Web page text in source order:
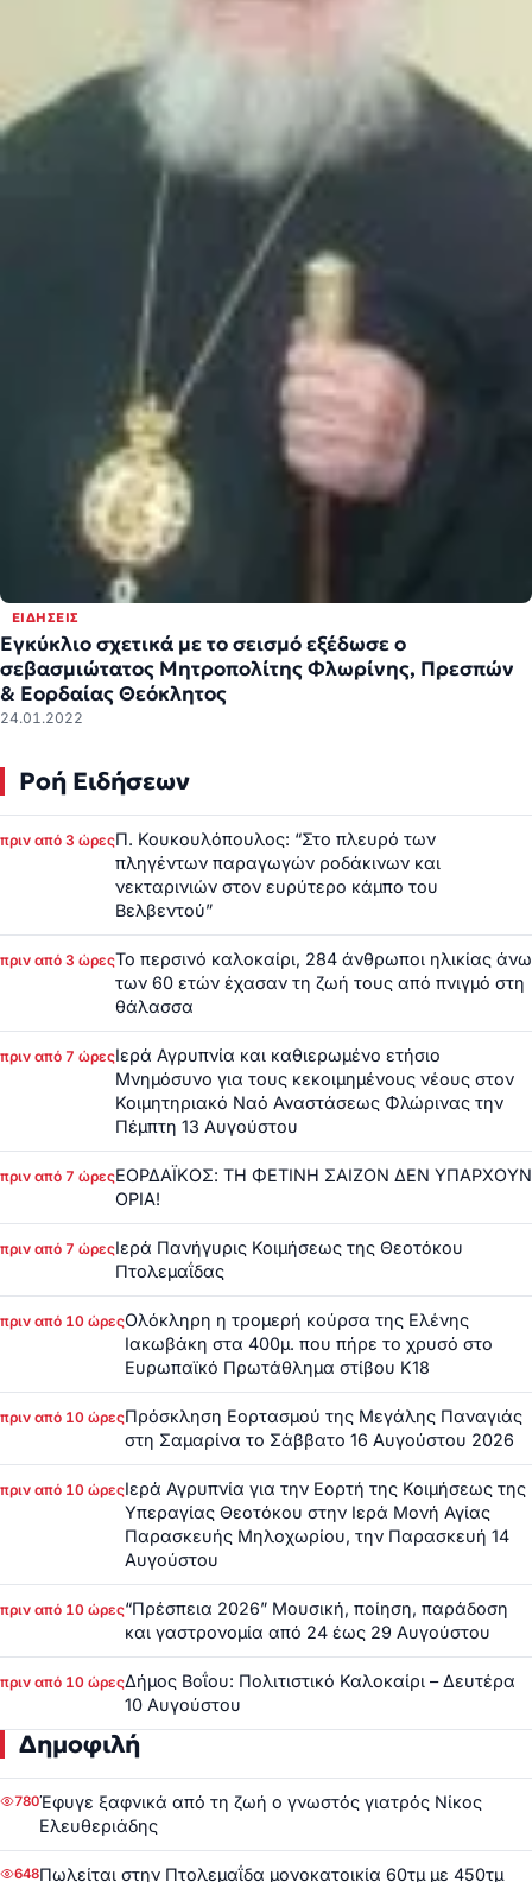
ΕΙΔΉΣΕΙΣ
Εγκύκλιο σχετικά με το σεισμό εξέδωσε ο
σεβασμιώτατος Μητροπολίτης Φλωρίνης, Πρεσπών
& Εορδαίας Θεόκλητος
24.01.2022
Ροή Ειδήσεων
πριν από 3 ώρεςΠ. Κουκουλόπουλος: “Στο πλευρό των
πληγέντων παραγωγών ροδάκινων και
νεκταρινιών στον ευρύτερο κάμπο του
Βελβεντού”
πριν από 3 ώρεςΤο περσινό καλοκαίρι, 284 άνθρωποι ηλικίας άνω
των 60 ετών έχασαν τη ζωή τους από πνιγμό στη
θάλασσα
πριν από 7 ώρεςΙερά Αγρυπνία και καθιερωμένο ετήσιο
Μνημόσυνο για τους κεκοιμημένους νέους στον
Κοιμητηριακό Ναό Αναστάσεως Φλώρινας την
Πέμπτη 13 Αυγούστου
πριν από 7 ώρεςΕΟΡΔΑΪΚΟΣ: ΤΗ ΦΕΤΙΝΗ ΣΑΙΖΟΝ ΔΕΝ ΥΠΑΡΧΟΥΝ
ΟΡΙΑ!
πριν από 7 ώρεςΙερά Πανήγυρις Κοιμήσεως της Θεοτόκου
Πτολεμαΐδας
πριν από 10 ώρεςΟλόκληρη η τρομερή κούρσα της Ελένης
Ιακωβάκη στα 400μ. που πήρε το χρυσό στο
Ευρωπαϊκό Πρωτάθλημα στίβου Κ18
πριν από 10 ώρεςΠρόσκληση Εορτασμού της Μεγάλης Παναγιάς
στη Σαμαρίνα το Σάββατο 16 Αυγούστου 2026
πριν από 10 ώρεςΙερά Αγρυπνία για την Εορτή της Κοιμήσεως της
Υπεραγίας Θεοτόκου στην Ιερά Μονή Αγίας
Παρασκευής Μηλοχωρίου, την Παρασκευή 14
Αυγούστου
πριν από 10 ώρες“Πρέσπεια 2026” Μουσική, ποίηση, παράδοση
και γαστρονομία από 24 έως 29 Αυγούστου
πριν από 10 ώρεςΔήμος Βοΐου: Πολιτιστικό Καλοκαίρι – Δευτέρα
10 Αυγούστου
Δημοφιλή
780Έφυγε ξαφνικά από τη ζωή ο γνωστός γιατρός Νίκος
Ελευθεριάδης
648Πωλείται στην Πτολεμαΐδα μονοκατοικία 60τμ με 450τμ